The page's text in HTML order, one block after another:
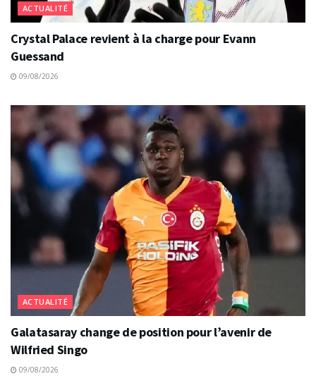
ACTUALITÉ
Crystal Palace revient à la charge pour Evann
Guessand
09/08/2026
ACTUALITÉ
Galatasaray change de position pour l’avenir de
Wilfried Singo
09/08/2026